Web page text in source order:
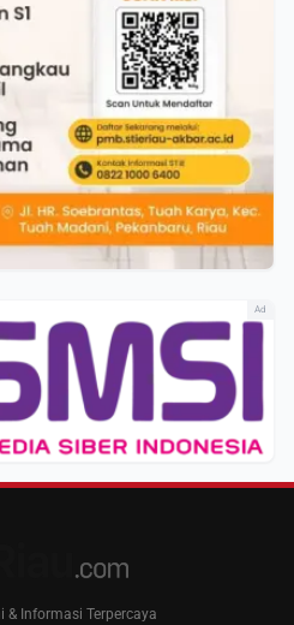
Ad
& Informasi Terpercaya